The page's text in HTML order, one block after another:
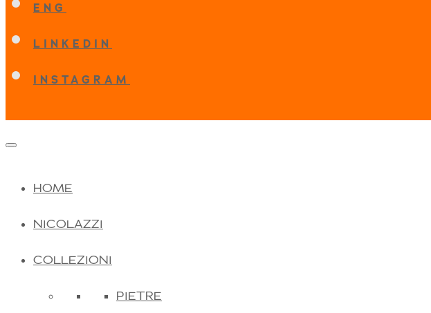
ENG
LINKEDIN
INSTAGRAM
HOME
NICOLAZZI
COLLEZIONI
PIETRE